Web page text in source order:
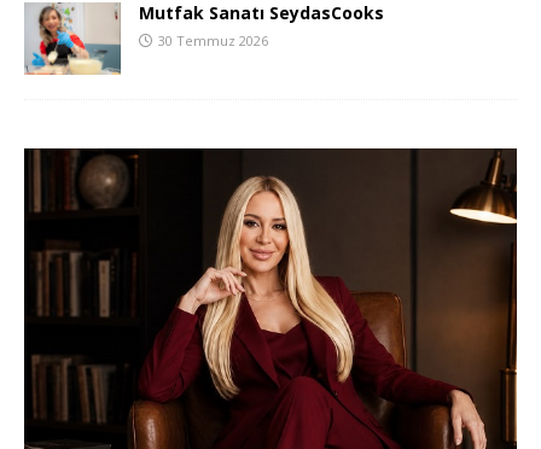
Mutfak Sanatı SeydasCooks
30 Temmuz 2026